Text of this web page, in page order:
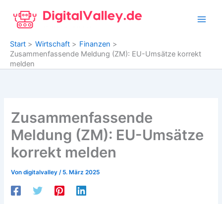
Inhalt
springen
Start
Wirtschaft
Finanzen
Zusammenfassende Meldung (ZM): EU-Umsätze korrekt
melden
Zusammenfassende
Meldung (ZM): EU-Umsätze
korrekt melden
Vondigitalvalley/ 5. März 2025